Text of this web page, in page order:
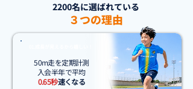
2200名に選ばれている
３つの理由
50m走を定期計測
入会半年で平均
0.65秒速くなる